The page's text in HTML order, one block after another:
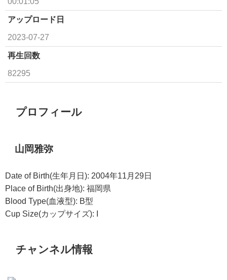
アップロード日
2023-07-27
再生回数
82295
プロフィール
山岡雅弥
Date of Birth(生年月日): 2004年11月29日
Place of Birth(出身地): 福岡県
Blood Type(血液型): B型
Cup Size(カップサイズ): I
チャンネル情報